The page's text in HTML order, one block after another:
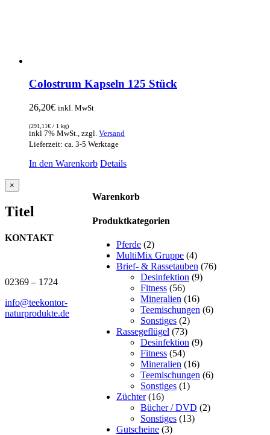
Colostrum Kapseln 125 Stück
26,20€ inkl. MwSt
(291,11€ / 1 kg)
inkl 7% MwSt., zzgl. Versand
Lieferzeit: ca. 3-5 Werktage
In den Warenkorb Details
Warenkorb
Produktkategorien
Pferde (2)
MultiMix Gruppe (4)
Brief- & Rassetauben (76)
Desinfektion (9)
Fitness (56)
Mineralien (16)
Teemischungen (6)
Sonstiges (2)
Rassegeflügel (73)
Desinfektion (9)
Fitness (54)
Mineralien (16)
Teemischungen (6)
Sonstiges (1)
Züchter (16)
Bücher / DVD (2)
Sonstiges (13)
Gutscheine (3)
Close
product
view
×
Titel
KONTAKT
02369 – 1724
info@teekontor-
naturprodukte.de